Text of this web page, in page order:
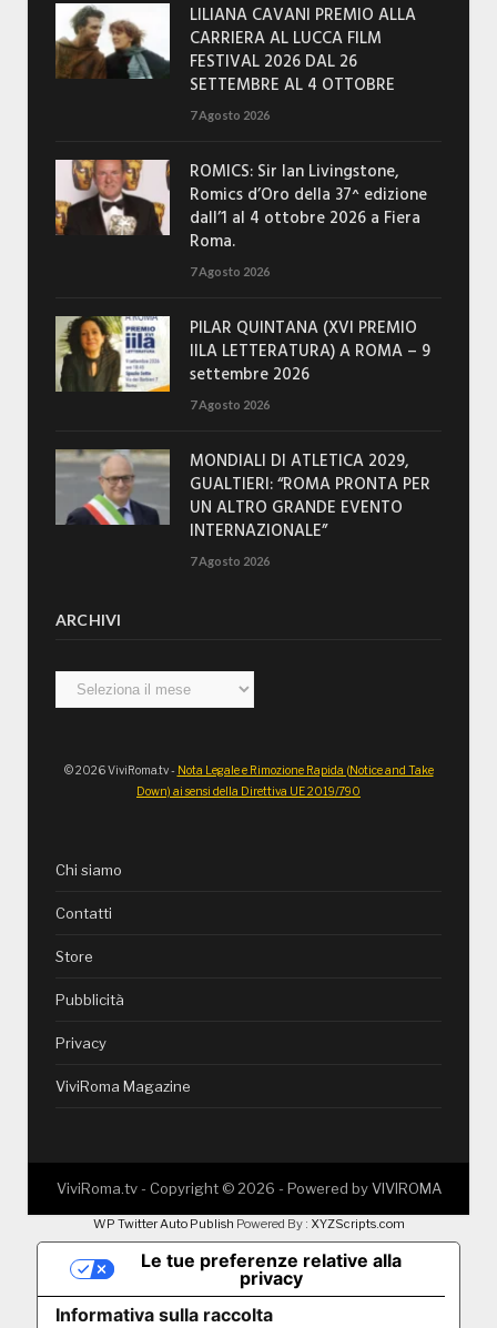
LILIANA CAVANI PREMIO ALLA
CARRIERA AL LUCCA FILM
FESTIVAL 2026 DAL 26
SETTEMBRE AL 4 OTTOBRE
7 Agosto 2026
ROMICS: Sir Ian Livingstone,
Romics d’Oro della 37^ edizione
dall’1 al 4 ottobre 2026 a Fiera
Roma.
7 Agosto 2026
PILAR QUINTANA (XVI PREMIO
IILA LETTERATURA) A ROMA – 9
settembre 2026
7 Agosto 2026
MONDIALI DI ATLETICA 2029,
GUALTIERI: “ROMA PRONTA PER
UN ALTRO GRANDE EVENTO
INTERNAZIONALE”
7 Agosto 2026
ARCHIVI
Archivi
© 2026 ViviRoma.tv - Nota Legale e Rimozione Rapida (Notice and Take
Down) ai sensi della Direttiva UE 2019/790
Chi siamo
Contatti
Store
Pubblicità
Privacy
ViviRoma Magazine
ViviRoma.tv - Copyright © 2026 - Powered byVIVIROMA
WP Twitter Auto Publish Powered By : XYZScripts.com
Informativa sulla raccolta
Le tue preferenze relative alla
privacy